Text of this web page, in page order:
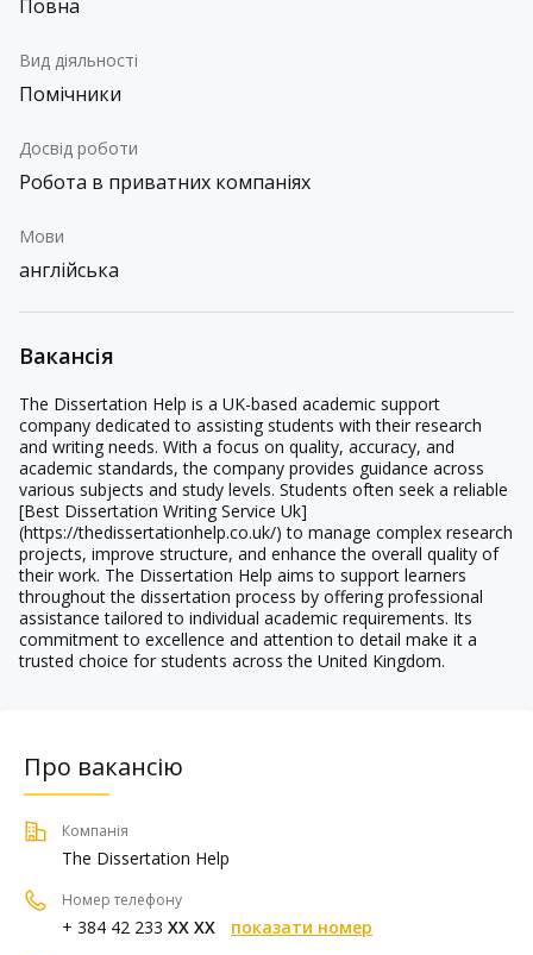
Повна
Вид діяльності
Помічники
Досвід роботи
Робота в приватних компаніях
Мови
англійська
Вакансія
The Dissertation Help is a UK-based academic support
company dedicated to assisting students with their research
and writing needs. With a focus on quality, accuracy, and
academic standards, the company provides guidance across
various subjects and study levels. Students often seek a reliable
[Best Dissertation Writing Service Uk]
(https://thedissertationhelp.co.uk/) to manage complex research
projects, improve structure, and enhance the overall quality of
their work. The Dissertation Help aims to support learners
throughout the dissertation process by offering professional
assistance tailored to individual academic requirements. Its
commitment to excellence and attention to detail make it a
trusted choice for students across the United Kingdom.
Про вакансію
Компанія
The Dissertation Help
Номер телефону
+ 384 42 233 XX XX показати номер